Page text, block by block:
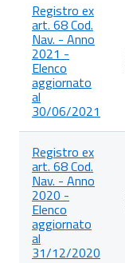
Registro ex
art. 68 Cod.
Nav. - Anno
2021 -
Elenco
aggiornato
al
30/06/2021
Registro ex
art. 68 Cod.
Nav. - Anno
2020 -
Elenco
aggiornato
al
31/12/2020